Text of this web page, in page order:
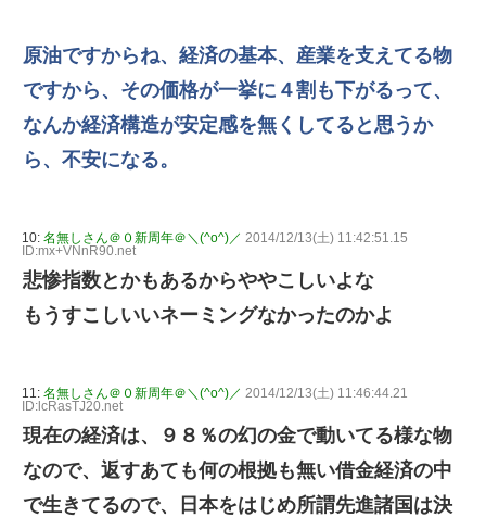
原油ですからね、経済の基本、産業を支えてる物
ですから、その価格が一挙に４割も下がるって、
なんか経済構造が安定感を無くしてると思うか
ら、不安になる。
10: 名無しさん＠０新周年＠＼(^o^)／ 2014/12/13(土) 11:42:51.15
ID:mx+VNnR90.net
悲惨指数とかもあるからややこしいよな
もうすこしいいネーミングなかったのかよ
11: 名無しさん＠０新周年＠＼(^o^)／ 2014/12/13(土) 11:46:44.21
ID:lcRasTJ20.net
現在の経済は、９８％の幻の金で動いてる様な物
なので、返すあても何の根拠も無い借金経済の中
で生きてるので、日本をはじめ所謂先進諸国は決